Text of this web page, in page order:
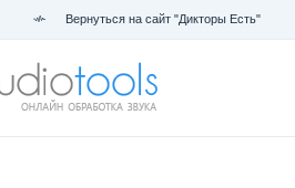
Вернуться на сайт "Дикторы Есть"